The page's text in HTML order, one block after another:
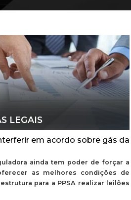
LEGAIS
em acordo sobre gás da
ainda tem poder de forçar a
as melhores condições de
para a PPSA realizar leilões